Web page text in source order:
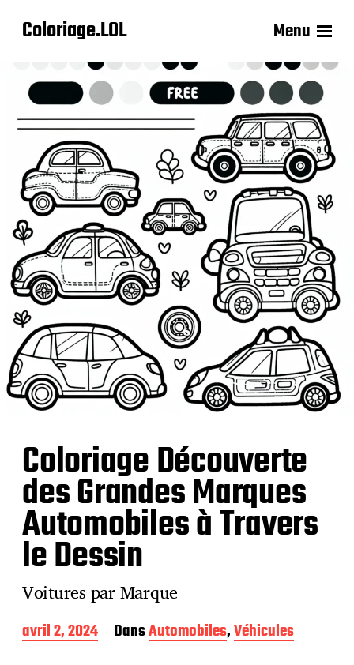
Coloriage.LOL Menu
Coloriage Découverte
des Grandes Marques
Automobiles à Travers
le Dessin
Voitures par Marque
D
a
avril 2, 2024 DansAutomobiles,Véhicules